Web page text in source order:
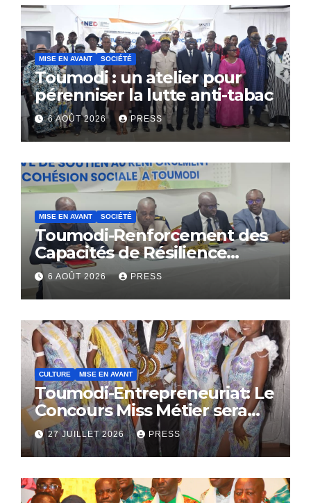
MISE EN AVANT SOCIÉTÉ
Toumodi : un atelier pour
pérenniser la lutte anti-tabac
6 AOÛT 2026 PRESS
MISE EN AVANT SOCIÉTÉ
Toumodi-Renforcement des
Capacités de Résilience
Communautaire
6 AOÛT 2026 PRESS
CULTURE MISE EN AVANT
Toumodi-Entrepreneuriat: Le
Concours Miss Métier sera
bientôt lance.
27 JUILLET 2026 PRESS